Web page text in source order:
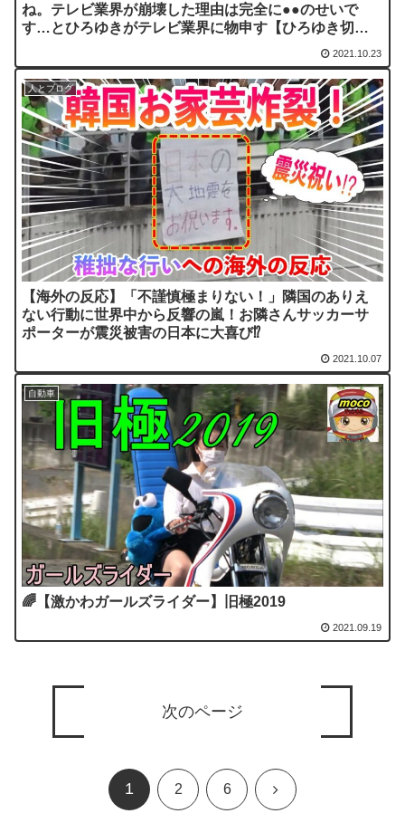
ね。テレビ業界が崩壊した理由は完全に●●のせいで
す…とひろゆきがテレビ業界に物申す【ひろゆき切り
2021.10.23
人とブログ
【海外の反応】「不謹慎極まりない！」隣国のありえ
ない行動に世界中から反響の嵐！お隣さんサッカーサ
ポーターが震災被害の日本に大喜び⁉
2021.10.07
自動車
🌈【激かわガールズライダー】旧極2019
2021.09.19
次のページ
1 2 6 次